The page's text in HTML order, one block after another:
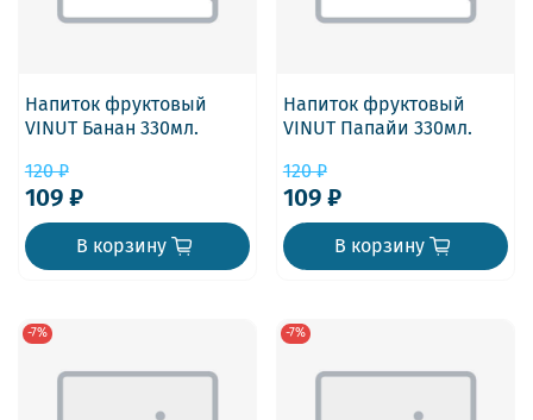
Напиток фруктовый
VINUT Банан 330мл.
120 ₽
109 ₽
В корзину
Напиток фруктовый
VINUT Папайи 330мл.
120 ₽
109 ₽
В корзину
-7% -7%